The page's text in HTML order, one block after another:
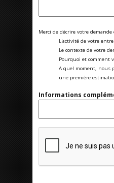
Merci de décrire votre
L'activité de votre
Le contexte de votre
Pourquoi et comment
A quel moment, nous
une première
Informations